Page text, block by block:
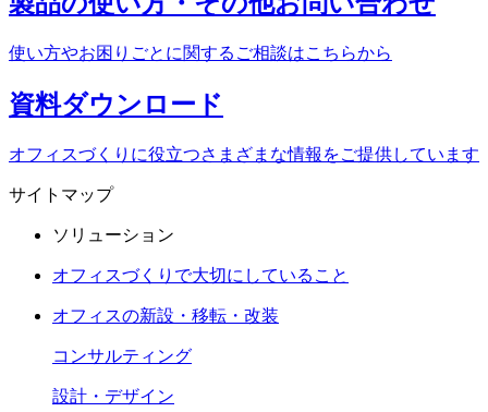
使い方やお困りごとに関する ご相談はこちらから
資料ダウンロード
オフィスづくりに役立つさまざまな情報をご提供しています
サイトマップ
ソリューション
オフィスづくりで大切にしていること
オフィスの新設・移転・改装
コンサルティング
設計・デザイン